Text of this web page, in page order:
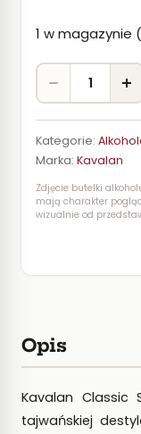
1 w magazynie
1
Kategorie:
Marka: Kavalan
Zdjęcie butelki
mają charakter
wizualnie od
Opis
Kavalan Classic
tajwańskiej